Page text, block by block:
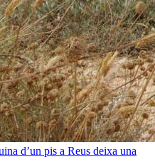
d’un pis a Reus deixa una